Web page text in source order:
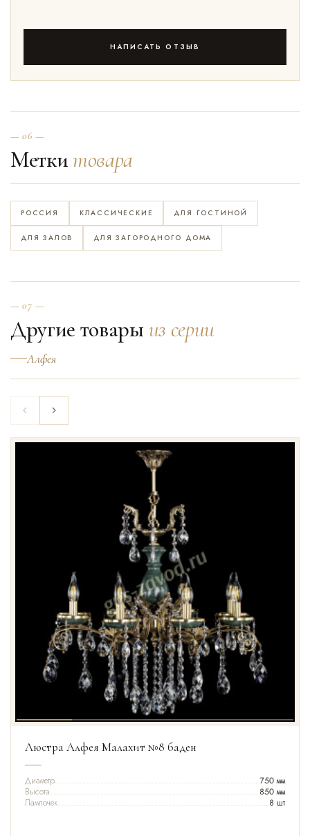
НАПИСАТЬ ОТЗЫВ
— 06 —
Метки товара
РОССИЯ КЛАССИЧЕСКИЕ ДЛЯ ГОСТИНОЙ
ДЛЯ ЗАЛОВ ДЛЯ ЗАГОРОДНОГО ДОМА
— 07 —
Другие товары из серии
Алфея
Люстра Алфея Малахит №8 баден
Диаметр
750 мм
Высота
850 мм
Лампочек
8 шт